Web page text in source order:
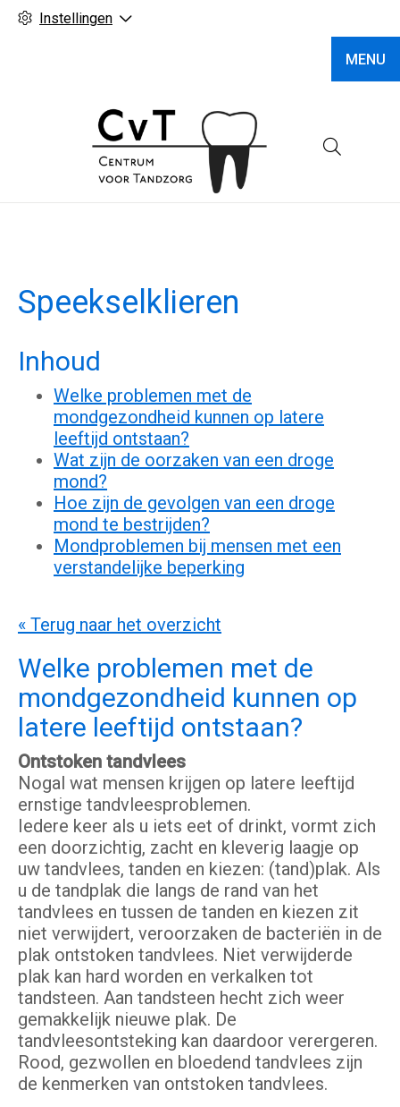
Instellingen
MENU
Speekselklieren
Inhoud
Welke problemen met de
mondgezondheid kunnen op latere
leeftijd ontstaan?
Wat zijn de oorzaken van een droge
mond?
Hoe zijn de gevolgen van een droge
mond te bestrijden?
Mondproblemen bij mensen met een
verstandelijke beperking
« Terug naar het overzicht
Welke problemen met de
mondgezondheid kunnen op
latere leeftijd ontstaan?
Ontstoken tandvlees
Nogal wat mensen krijgen op latere leeftijd
ernstige tandvleesproblemen.
Iedere keer als u iets eet of drinkt, vormt zich
een doorzichtig, zacht en kleverig laagje op
uw tandvlees, tanden en kiezen: (tand)plak. Als
u de tandplak die langs de rand van het
tandvlees en tussen de tanden en kiezen zit
niet verwijdert, veroorzaken de bacteriën in de
plak ontstoken tandvlees. Niet verwijderde
plak kan hard worden en verkalken tot
tandsteen. Aan tandsteen hecht zich weer
gemakkelijk nieuwe plak. De
tandvleesontsteking kan daardoor verergeren.
Rood, gezwollen en bloedend tandvlees zijn
de kenmerken van ontstoken tandvlees.